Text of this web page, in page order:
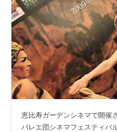
恵比寿ガーデンシネマで開催
バレエ団シネマフェスティバ